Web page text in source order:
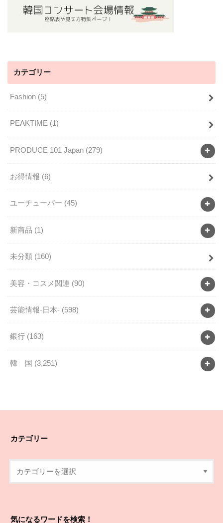
カテゴリー
Fashion (5)
PEAKTIME (1)
PRODUCE 101 Japan (279)
お得情報 (6)
ユーチューバー (45)
新商品 (1)
未分類 (160)
美容・コスメ関連 (90)
芸能情報-日本- (598)
銀行 (163)
韓 国 (3,251)
カテゴリー
気になるワードを検索！